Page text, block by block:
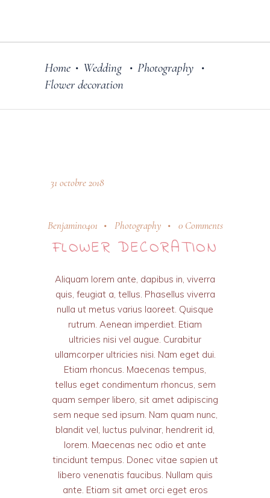
Home • Wedding • Photography •
Flower decoration
31 octobre 2018
Benjamin0401 Photography 0 Comments
FLOWER DECORATION
Aliquam lorem ante, dapibus in, viverra
quis, feugiat a, tellus. Phasellus viverra
nulla ut metus varius laoreet. Quisque
rutrum. Aenean imperdiet. Etiam
ultricies nisi vel augue. Curabitur
ullamcorper ultricies nisi. Nam eget dui.
Etiam rhoncus. Maecenas tempus,
tellus eget condimentum rhoncus, sem
quam semper libero, sit amet adipiscing
sem neque sed ipsum. Nam quam nunc,
blandit vel, luctus pulvinar, hendrerit id,
lorem. Maecenas nec odio et ante
tincidunt tempus. Donec vitae sapien ut
libero venenatis faucibus. Nullam quis
ante. Etiam sit amet orci eget eros